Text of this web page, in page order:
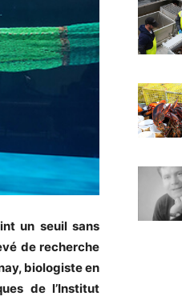
un seuil sans
de recherche
biologiste en
de l’Institut